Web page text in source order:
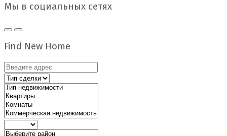
Мы в социальных сетях
Find New Home